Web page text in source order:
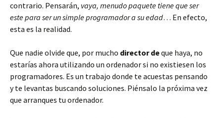
contrario. Pensarán, vaya, menudo paquete tiene que ser
este para ser un simple programador a su edad… En efecto,
esta es la realidad.
Que nadie olvide que, por mucho director deque haya, no
estarías ahora utilizando un ordenador si no existiesen los
programadores. Es un trabajo donde te acuestas pensando
y te levantas buscando soluciones. Piénsalo la próxima vez
que arranques tu ordenador.